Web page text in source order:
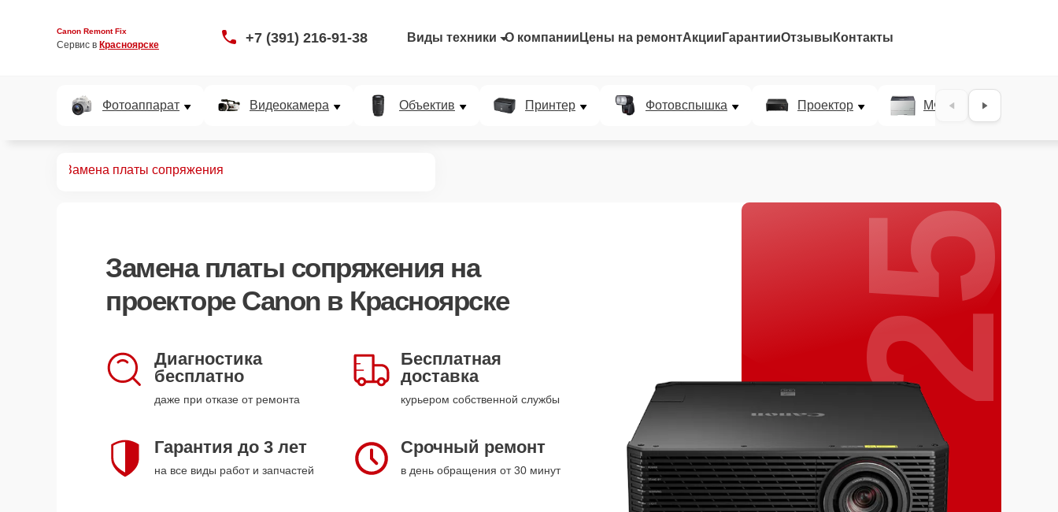
Canon Remont Fix
Сервис в Красноярске +7 (391) 216-91-38 Виды техники О компании Цены на ремонтАкции ГарантииОтзывы Контакты
Фотоаппарат Видеокамера Объектив Принтер Фотовспышка Проектор МФУ
Замена платы сопряжения
Замена платы сопряжения на
проекторе Canon в Красноярске
Диагностика
бесплатно
даже при отказе от ремонта
Бесплатная
доставка
курьером собственной службы
Гарантия до 3 лет
на все виды работ и запчастей
Срочный ремонт
в день обращения от 30 минут
25%